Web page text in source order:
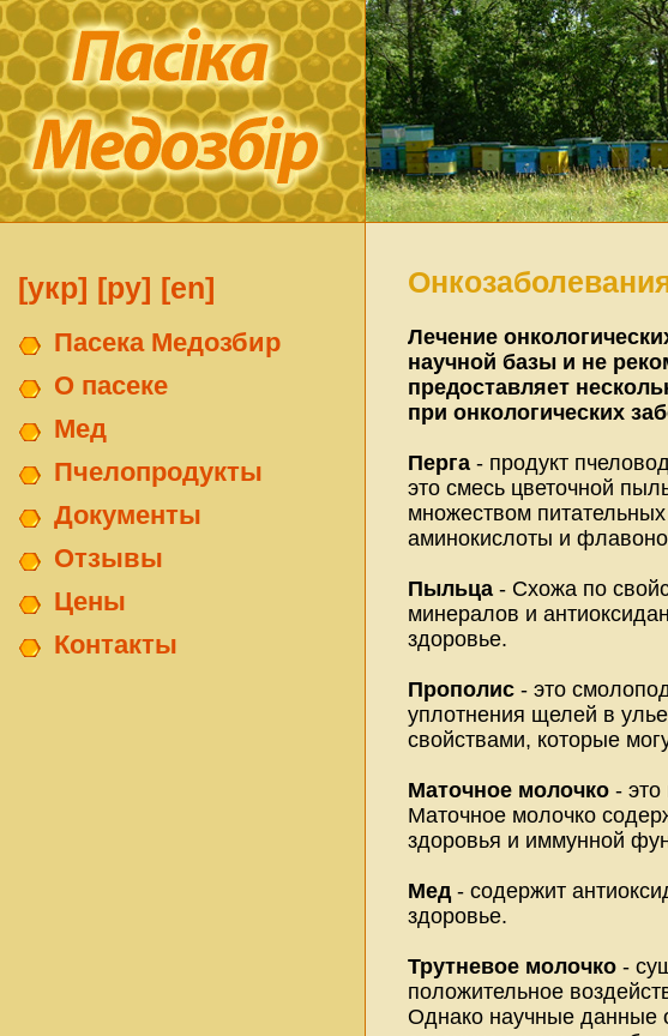
[укр] [ру] [en]
Пасека Медозбир
О пасеке
Мед
Пчелопродукты
Документы
Отзывы
Цены
Контакты
Лечение
научной базы и не
предоставляет
при онкологических
Перга - продукт
это смесь цветочной
множеством
аминокислоты и
Пыльца - Схожа по
минералов и
здоровье.
Прополис - это
уплотнения щелей в
свойствами, которые
Маточное молочко -
Маточное молочко
здоровья и иммунной
Мед - содержит
здоровье.
Трутневое молочко -
положительное
Однако научные данные